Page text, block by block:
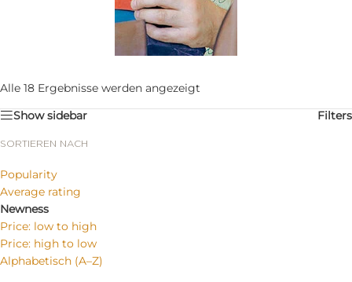
Alle 18 Ergebnisse werden angezeigt
Show sidebar
Filters
SORTIEREN NACH
Popularity
Average rating
Newness
Price: low to high
Price: high to low
Alphabetisch (A–Z)